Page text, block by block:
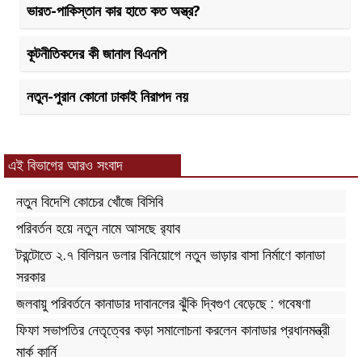
ভারত-পাকিস্তান কার হাতে কত অস্ত্র?
কূটনীতিকদের কী জানাল বিএনপি
নতুন-পুরান কোনো ঢাকাই নিরাপদ নয়
এই বিভাগের আরও সংবাদ
নতুন বিদেশি কোচের খোঁজে বিসিবি
পরিবর্তন হয়ে নতুন নামে আসছে র‌্যাব
টরন্টোতে ২.৭ বিলিয়ন ডলার বিনিয়োগে নতুন ভাড়ার বাসা নির্মাণে কানাডা
সরকার
জলবায়ু পরিবর্তনে কানাডার দাবানলের ঝুঁকি দ্বিগুণ বেড়েছে : গবেষণা
ফিফা সভাপতির নেতৃত্বের কড়া সমালোচনা করলেন কানাডার প্রধানমন্ত্রী
মার্ক কার্নি